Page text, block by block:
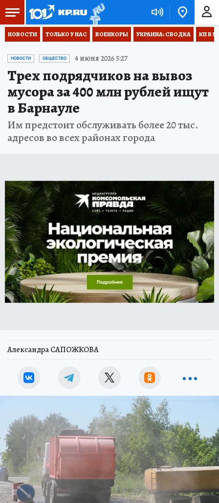
НОВОСТИ ТОЛЬКО У НАС ВОЕНКОРЫ УКРАИНА: СВОДКА КП В
НОВОСТИ ОБЩЕСТВО 4 июня 2026 5:27
Трех подрядчиков на вывоз
мусора за 400 млн рублей ищут
в Барнауле
Им предстоит обслуживать более 20 тыс.
адресов во всех районах города
Александра САПОЖКОВА